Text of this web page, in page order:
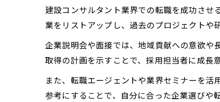
建設コンサルタント業界での転職を成功させ
業をリストアップし、過去のプロジェクトや
企業説明会や面接では、地域貢献への意欲や
取得の計画を示すことで、採用担当者に成長
また、転職エージェントや業界セミナーを
参考にすることで、自分に合った企業選びや